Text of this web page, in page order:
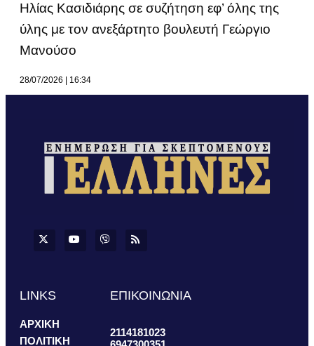
Ηλίας Κασιδιάρης σε συζήτηση εφ’ όλης της
ύλης με τον ανεξάρτητο βουλευτή Γεώργιο
Μανούσο
28/07/2026 16:34
LINKS
ΑΡΧΙΚΗ
ΠΟΛΙΤΙΚΗ
ΕΠΙΚΟΙΝΩΝΙΑ
2114181023